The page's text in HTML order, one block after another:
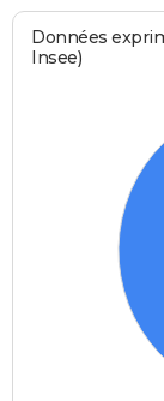
Données
Insee)